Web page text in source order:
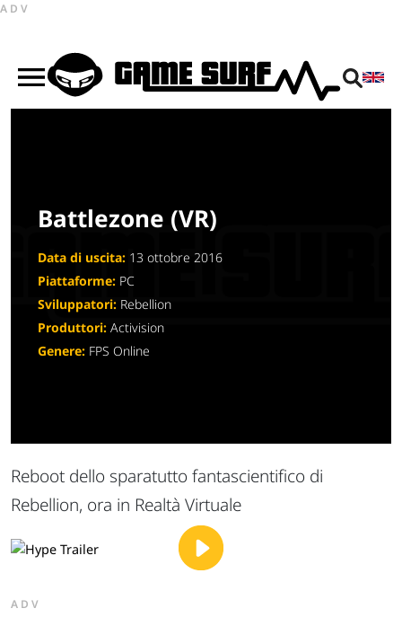
ADV
Battlezone (VR)
Data di uscita: 13 ottobre 2016
Piattaforme: PC
Sviluppatori: Rebellion
Produttori: Activision
Genere: FPS Online
Reboot dello sparatutto fantascientifico di
Rebellion, ora in Realtà Virtuale
ADV